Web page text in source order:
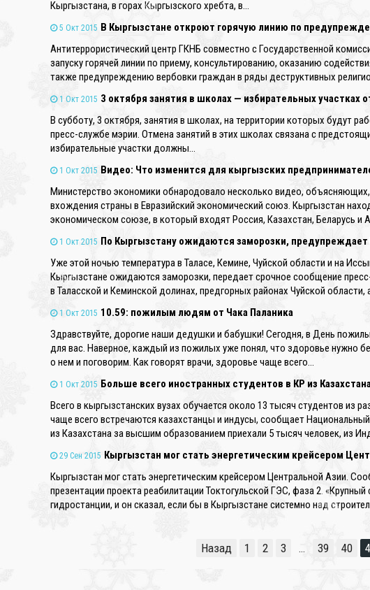
Кыргызстана, в горах Кыргызского хребта, в…
5 Окт 2015 В Кыргызстане откроют горячую линию по
Антитеррористический центр ГКНБ совместно с Государственной
запуску горячей линии по приему, консультированию, оказанию
также предупреждению вербовки граждан в ряды деструктивных
1 Окт 2015 3 октября занятия в школах — избирательных участках
В субботу, 3 октября, занятия в школах, на территории которых будут
пресс-службе мэрии. Отмена занятий в этих школах связана с
избирательные участки должны…
1 Окт 2015 Видео: Что изменится для кыргызских
Министерство экономики обнародовало несколько видео,
вхождения страны в Евразийский экономический союз. Кыргызстан
экономическом союзе, в который входят Россия, Казахстан, Беларусь
1 Окт 2015 По Кыргызстану ожидаются заморозки,
Уже этой ночью температура в Таласе, Кемине, Чуйской области и на
Кыргызстане ожидаются заморозки, передает срочное сообщение
в Таласской и Кеминской долинах, предгорных районах Чуйской области,
1 Окт 2015 10.59: пожилым людям от Чака Паланика
Здравствуйте, дорогие наши дедушки и бабушки! Сегодня, в День
для вас. Наверное, каждый из пожилых уже понял, что здоровье нужно
о нем и поговорим. Как говорят врачи, здоровье чаще всего…
1 Окт 2015 Больше всего иностранных студентов в КР из
Всего в кыргызстанских вузах обучается около 13 тысяч студентов из
чаще всего встречаются казахстанцы и индусы, сообщает
из Казахстана за высшим образованием приехали 5 тысяч человек, из
29 Сен 2015 Кыргызстан мог стать энергетическим крейсером
Кыргызстан мог стать энергетическим крейсером Центральной Азии.
презентации проекта реабилитации Токтогульской ГЭС, фаза 2.
гидростанции, и он сказал, если бы в Кыргызстане системно над
Назад 1 2 3 … 39 40
❄
❄
❄